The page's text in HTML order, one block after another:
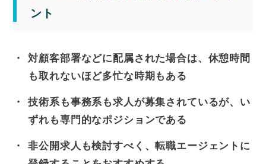
ント
対顧客部署などに配属された場合は、休憩時間
も取れないほど多忙な時期もある
技術系も事務系も求人が募集されているが、い
ずれも専門的なポジションである
非公開求人も検討すべく、転職エージェントに